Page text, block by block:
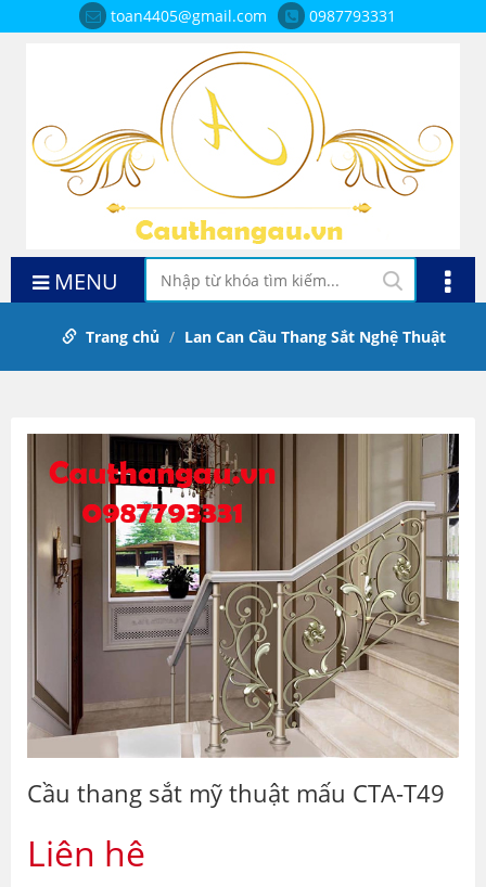
toan4405@gmail.com 0987793331
MENU
Trang chủ Lan Can Cầu Thang Sắt Nghệ Thuật
Cầu thang sắt mỹ thuật mấu CTA-T49
Liên hệ